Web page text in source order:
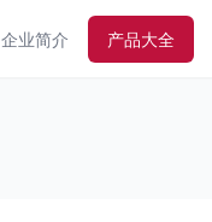
企业简介 产品大全